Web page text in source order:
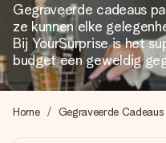
4,8 (gebaseerd op
Onze cadeaus worden
ons met een 4,7 op
Gegraveerde cadeaus
ze kunnen elke
Bij YourSurprise is het
budget een geweldig
Home Gegraveerde Cadeaus